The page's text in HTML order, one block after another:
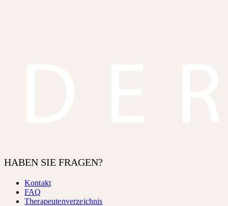
HABEN SIE FRAGEN?
Kontakt
FAQ
Therapeutenverzeichnis